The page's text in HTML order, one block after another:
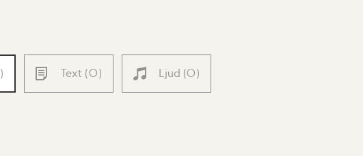
) Text (0) Ljud (0)